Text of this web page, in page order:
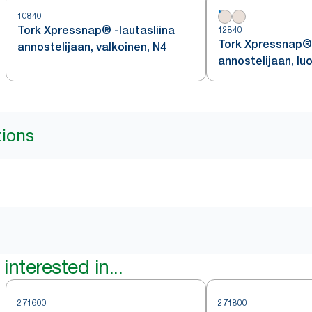
10840
Tork Xpressnap® -lautasliina
annostelijaan, valkoinen, N4
12840
Tork
annostelijaan,
N4
in...
271600 271800